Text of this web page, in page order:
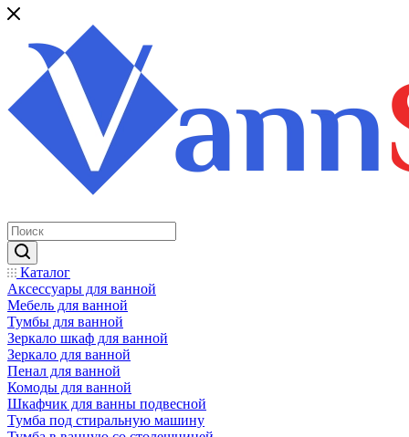
Каталог
Аксессуары для ванной
Мебель для ванной
Тумбы для ванной
Зеркало шкаф для ванной
Зеркало для ванной
Пенал для ванной
Комоды для ванной
Шкафчик для ванны подвесной
Тумба под стиральную машину